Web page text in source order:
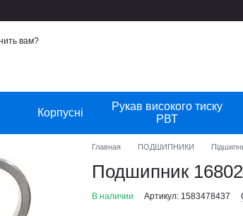
вам?
Корпусні
Рукав високого тиску
РВТ
Главная ПОДШИПНИКИ
Подшипник
В наличии Артикул: 1583478437